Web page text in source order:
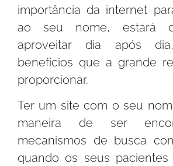
importância da internet
ao seu nome, estará
aproveitar dia após
benefícios que a grande
proporcionar.
Ter um site com o seu
maneira de ser
mecanismos de busca
quando os seus pacientes